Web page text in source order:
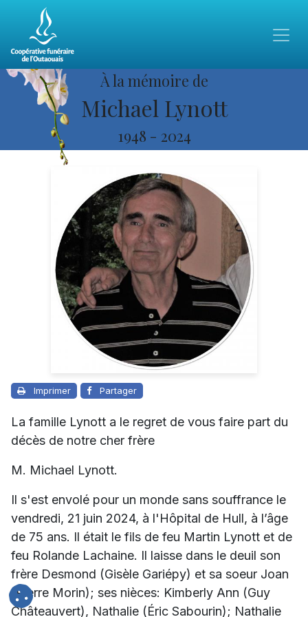
À la mémoire de
Michael Lynott
1948 - 2024
Imprimer Partager
La famille Lynott a le regret de vous faire part du
décès de notre cher frère
M. Michael Lynott.
Il s'est envolé pour un monde sans souffrance le
vendredi, 21 juin 2024, à l'Hôpital de Hull, à l’âge
de 75 ans. Il était le fils de feu Martin Lynott et de
feu Rolande Lachaine. Il laisse dans le deuil son
frère Desmond (Gisèle Gariépy) et sa soeur Joan
(Pierre Morin); ses nièces: Kimberly Ann (Guy
Châteauvert), Nathalie (Éric Sabourin); Nathalie